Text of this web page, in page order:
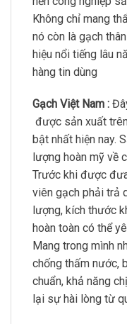
Không chỉ mang
nó còn là gạch
hiệu nổi tiếng lâu
hàng tin dùng
Gạch Việt Nam :
được sản xuất
bật nhất hiện nay.
lượng hoàn mỹ về
Trước khi được
viên gạch phải trả
lượng, kích thước
hoàn toàn có thể
Mang trong mình
chống thấm nước,
chuẩn, khả năng
lại sự hài lòng từ